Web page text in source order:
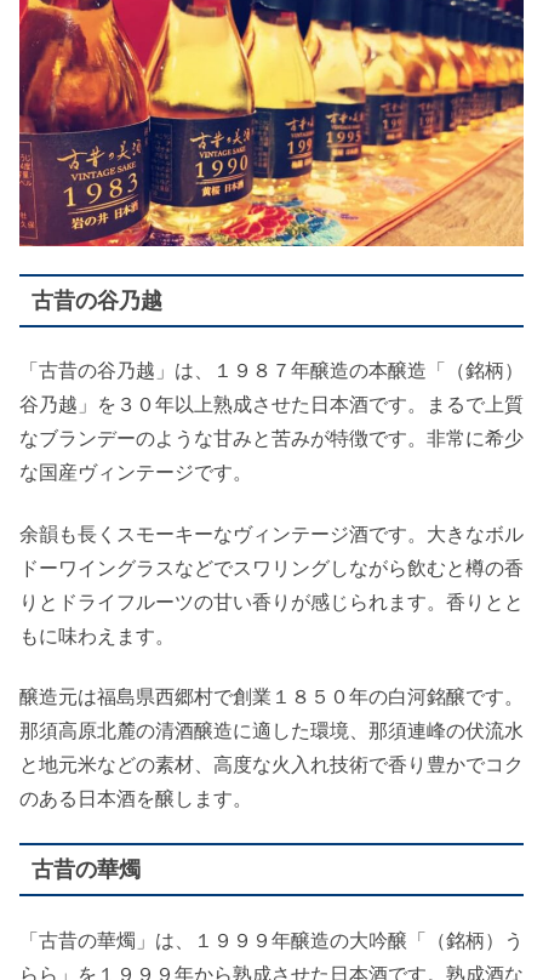
古昔の谷乃越
「古昔の谷乃越」は、１９８７年醸造の本醸造「（銘柄）
谷乃越」を３０年以上熟成させた日本酒です。まるで上質
なブランデーのような甘みと苦みが特徴です。非常に希少
な国産ヴィンテージです。
余韻も長くスモーキーなヴィンテージ酒です。大きなボル
ドーワイングラスなどでスワリングしながら飲むと樽の香
りとドライフルーツの甘い香りが感じられます。香りとと
もに味わえます。
醸造元は福島県西郷村で創業１８５０年の白河銘醸です。
那須高原北麓の清酒醸造に適した環境、那須連峰の伏流水
と地元米などの素材、高度な火入れ技術で香り豊かでコク
のある日本酒を醸します。
古昔の華燭
「古昔の華燭」は、１９９９年醸造の大吟醸「（銘柄）う
らら」を１９９９年から熟成させた日本酒です。熟成酒な